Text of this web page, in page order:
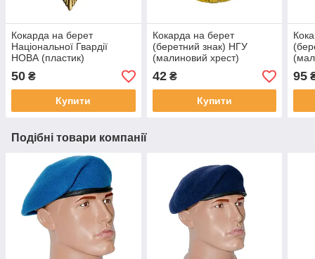
Кокарда на берет
Національної Гвардії
НОВА (пластик)
50 ₴
Купити
Кокарда на берет
(беретний знак) НГУ
(малиновий хрест)
пластикова
42₴
Купити
95
Подібні товари компанії